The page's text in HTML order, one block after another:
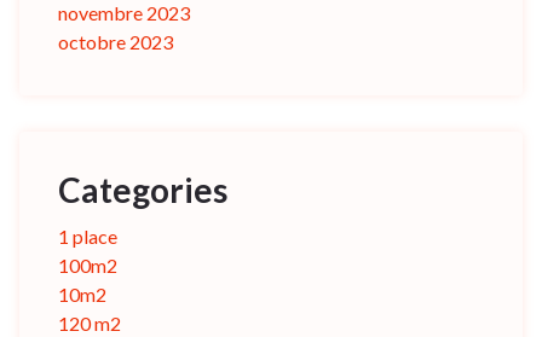
novembre 2023
octobre 2023
Categories
1 place
100m2
10m2
120 m2